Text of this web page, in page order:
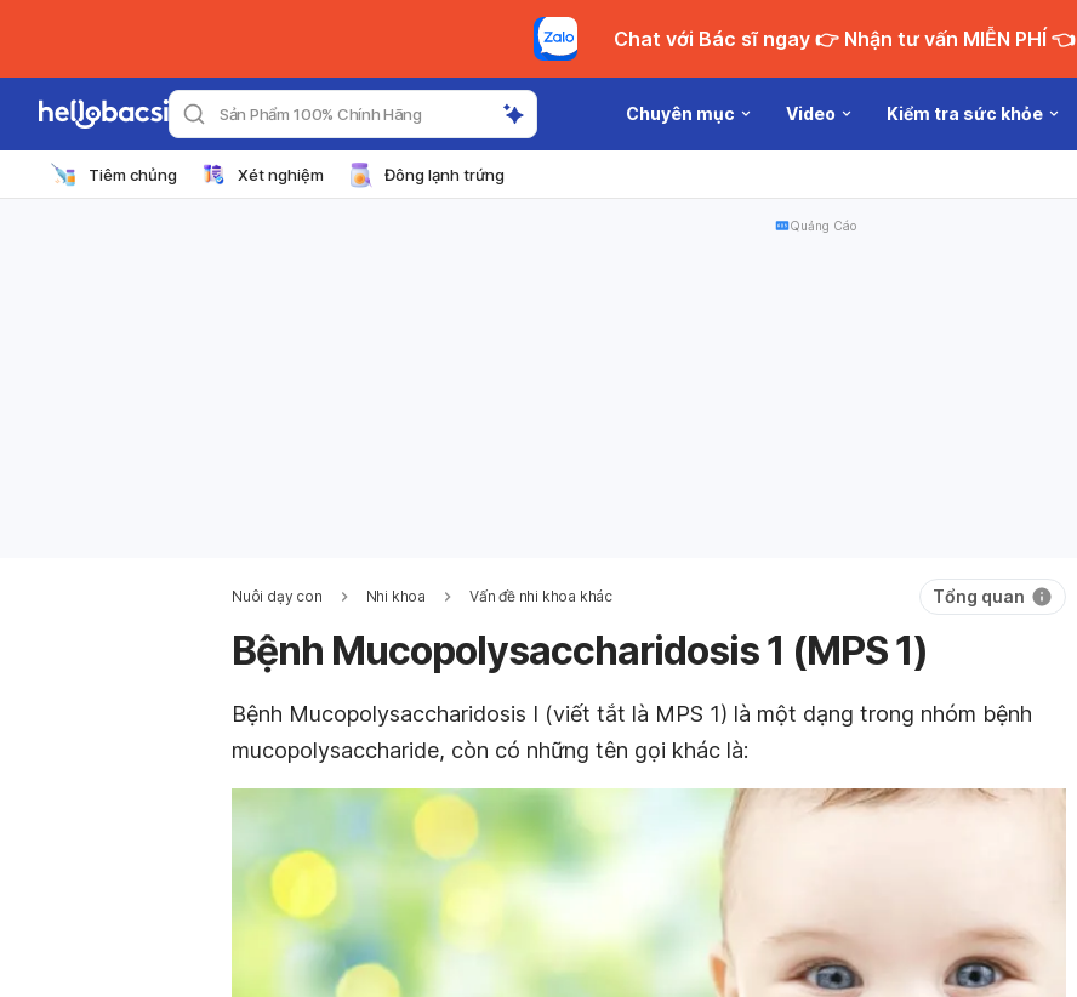
Chat với Bác sĩ ngay 👉 Nhận tư vấn MIỄN PHÍ 👈
Sản Phẩm 100% Chính Hãng Chuyên mục Video Kiểm tra sức khỏe
Tiêm chủng Xét nghiệm Đông lạnh trứng
Quảng Cáo
Nuôi dạy con Nhi khoa Vấn đề nhi khoa khác Tổng quan
Bệnh Mucopolysaccharidosis 1 (MPS 1)
Bệnh Mucopolysaccharidosis I (viết tắt là MPS 1) là một dạng trong nhóm bệnh
mucopolysaccharide, còn có những tên gọi khác là: